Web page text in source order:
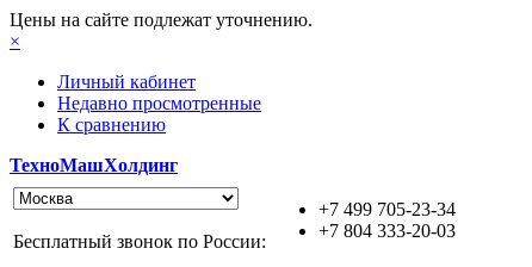
Цены на сайте подлежат уточнению.
×
Личный кабинет
Недавно просмотренные
К сравнению
ТехноМашХолдинг
+7 499 705-23-34
+7 804 333-20-03
Бесплатный звонок по России: